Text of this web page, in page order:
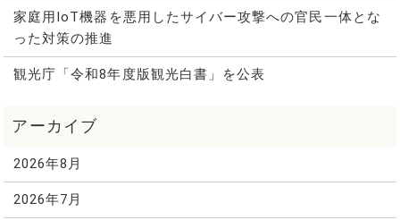
家庭用IoT機器を悪用したサイバー攻撃への官民一体とな
った対策の推進
観光庁「令和8年度版観光白書」を公表
2026年8月
2026年7月